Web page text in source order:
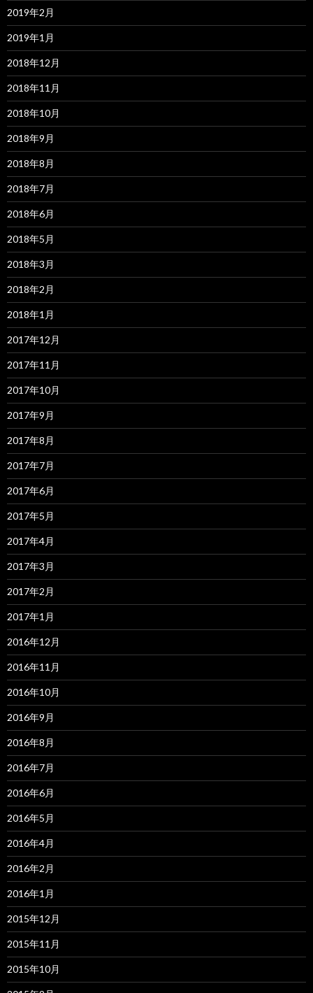
2019年2月
2019年1月
2018年12月
2018年11月
2018年10月
2018年9月
2018年8月
2018年7月
2018年6月
2018年5月
2018年3月
2018年2月
2018年1月
2017年12月
2017年11月
2017年10月
2017年9月
2017年8月
2017年7月
2017年6月
2017年5月
2017年4月
2017年3月
2017年2月
2017年1月
2016年12月
2016年11月
2016年10月
2016年9月
2016年8月
2016年7月
2016年6月
2016年5月
2016年4月
2016年2月
2016年1月
2015年12月
2015年11月
2015年10月